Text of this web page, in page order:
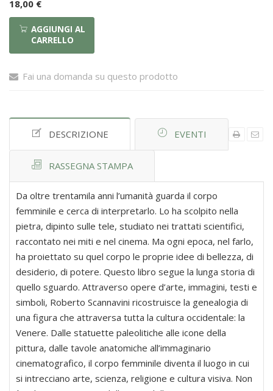
18,00 €
AGGIUNGI AL
CARRELLO
Fai una domanda su questo prodotto
DESCRIZIONE EVENTI
RASSEGNA STAMPA
Da oltre trentamila anni l’umanità guarda il corpo
femminile e cerca di interpretarlo. Lo ha scolpito nella
pietra, dipinto sulle tele, studiato nei trattati scientifici,
raccontato nei miti e nel cinema. Ma ogni epoca, nel farlo,
ha proiettato su quel corpo le proprie idee di bellezza, di
desiderio, di potere. Questo libro segue la lunga storia di
quello sguardo. Attraverso opere d’arte, immagini, testi e
simboli, Roberto Scannavini ricostruisce la genealogia di
una figura che attraversa tutta la cultura occidentale: la
Venere. Dalle statuette paleolitiche alle icone della
pittura, dalle tavole anatomiche all’immaginario
cinematografico, il corpo femminile diventa il luogo in cui
si intrecciano arte, scienza, religione e cultura visiva. Non